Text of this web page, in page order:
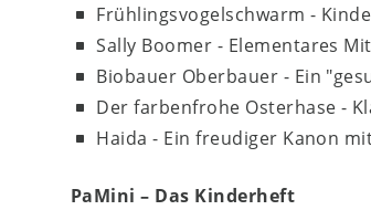
Frühlingsvogelschwarm -
Sally Boomer - Elementares
Biobauer Oberbauer - Ein
Der farbenfrohe Osterhase -
Haida - Ein freudiger Kanon
PaMini – Das Kinderheft